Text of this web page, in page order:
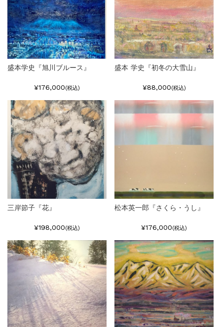
盛本学史『旭川ブルース』
¥176,000(税込)
盛本 学史『初冬の大雪山』
¥88,000(税込)
三岸節子『花』
¥198,000(税込)
松本英一郎『さくら・うし』
¥176,000(税込)